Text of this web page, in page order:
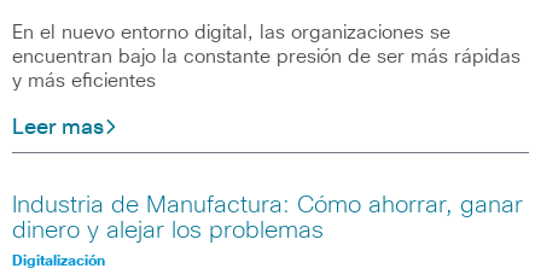
En el nuevo entorno digital, las organizaciones se
encuentran bajo la constante presión de ser más rápidas
y más eficientes
Leer mas
Industria de Manufactura: Cómo ahorrar, ganar
dinero y alejar los problemas
Digitalización